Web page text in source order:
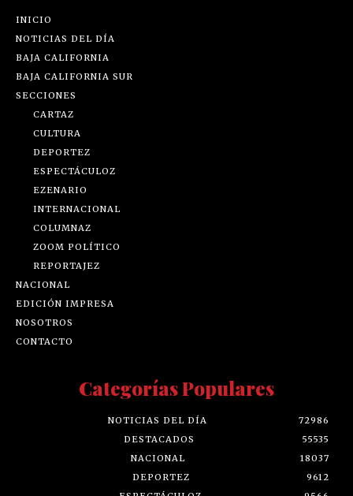
INICIO
NOTICIAS DEL DÍA
BAJA CALIFORNIA
BAJA CALIFORNIA SUR
SECCIONES
CARTAZ
CULTURA
DEPORTEZ
ESPECTÁCULOZ
EZENARIO
INTERNACIONAL
COLUMNAZ
ZOOM POLÍTICO
REPORTAJEZ
NACIONAL
EDICIÓN IMPRESA
NOSOTROS
CONTACTO
Categorías Populares
NOTICIAS DEL DÍA
72986
DESTACADOS
55535
NACIONAL
18037
DEPORTEZ
9612